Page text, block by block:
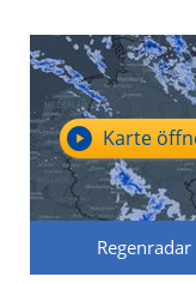
Regenradar
Karte